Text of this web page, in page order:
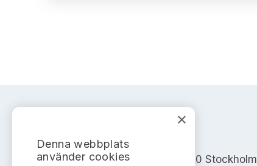
Address: Box 7354, 103 90 Stockholm
×
Denna webbplats
använder cookies